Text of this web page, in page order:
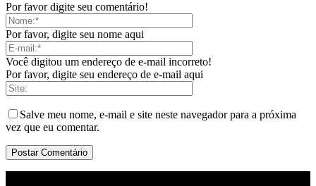
Por favor digite seu comentário!
Por favor, digite seu nome aqui
Você digitou um endereço de e-mail incorreto!
Por favor, digite seu endereço de e-mail aqui
Salve meu nome, e-mail e site neste navegador para a próxima
vez que eu comentar.